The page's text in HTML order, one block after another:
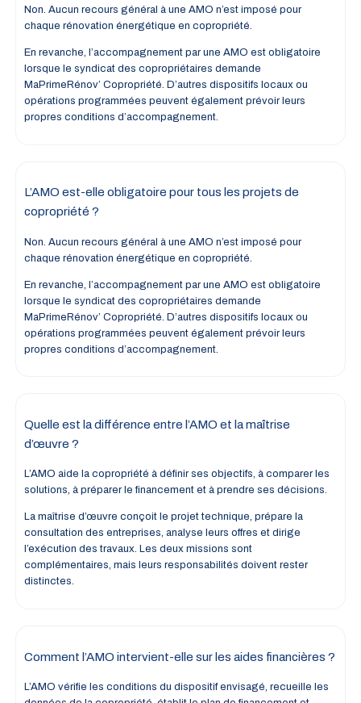
Non. Aucun recours général à une AMO n’est imposé pour
chaque rénovation énergétique en copropriété.
En revanche, l’accompagnement par une AMO est obligatoire
lorsque le syndicat des copropriétaires demande
MaPrimeRénov’ Copropriété. D’autres dispositifs locaux ou
opérations programmées peuvent également prévoir leurs
propres conditions d’accompagnement.
L’AMO est-elle obligatoire pour tous les projets de
copropriété ?
Non. Aucun recours général à une AMO n’est imposé pour
chaque rénovation énergétique en copropriété.
En revanche, l’accompagnement par une AMO est obligatoire
lorsque le syndicat des copropriétaires demande
MaPrimeRénov’ Copropriété. D’autres dispositifs locaux ou
opérations programmées peuvent également prévoir leurs
propres conditions d’accompagnement.
Quelle est la différence entre l’AMO et la maîtrise
d’œuvre ?
L’AMO aide la copropriété à définir ses objectifs, à comparer les
solutions, à préparer le financement et à prendre ses décisions.
La maîtrise d’œuvre conçoit le projet technique, prépare la
consultation des entreprises, analyse leurs offres et dirige
l’exécution des travaux. Les deux missions sont
complémentaires, mais leurs responsabilités doivent rester
distinctes.
Comment l’AMO intervient-elle sur les aides financières ?
L’AMO vérifie les conditions du dispositif envisagé, recueille les